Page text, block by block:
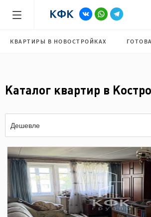
КВАРТИРЫ В НОВОСТРОЙКАХ
Каталог квартир в
Дешевле